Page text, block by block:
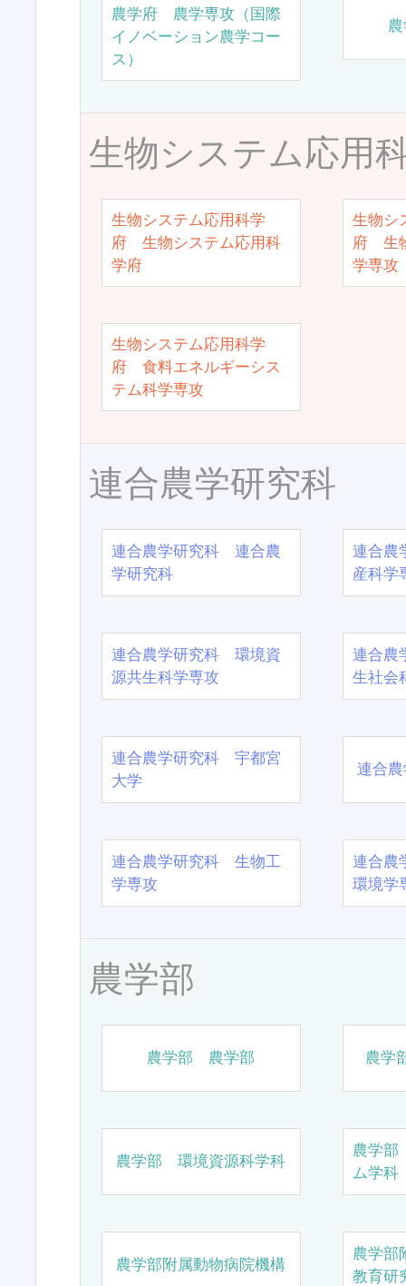
農学府 農学専攻（国際
イノベーション農学コー
ス）
生物システム応用
生物システム応用科学
府 生物システム応用科
学府
生物シ
府 生
学専攻
生物システム応用科学
府 食料エネルギーシス
テム科学専攻
連合農学研究科
連合農学研究科 連合農
学研究科
連合農
産科学
連合農学研究科 環境資
源共生科学専攻
連合農
生社会
連合農学研究科 宇都宮
大学
連合
連合農学研究科 生物工
学専攻
連合農
環境学
農学部
農学部 農学部 農学
農学部 環境資源科学科
農学
ム学科
農学部附属動物病院機構
農学部
教育研